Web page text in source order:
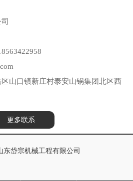
山口镇新庄村泰安山锅集团北区西
更多联系
东岱宗机械工程有限公司